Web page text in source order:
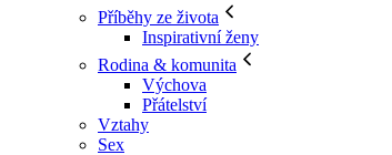
Příběhy ze života
Inspirativní ženy
Rodina & komunita
Výchova
Přátelství
Vztahy
Sex